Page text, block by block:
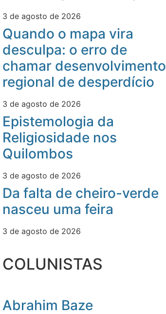
3 de agosto de 2026
Quando o mapa vira
desculpa: o erro de
chamar desenvolvimento
regional de desperdício
3 de agosto de 2026
Epistemologia da
Religiosidade nos
Quilombos
3 de agosto de 2026
Da falta de cheiro-verde
nasceu uma feira
3 de agosto de 2026
COLUNISTAS
Abrahim Baze